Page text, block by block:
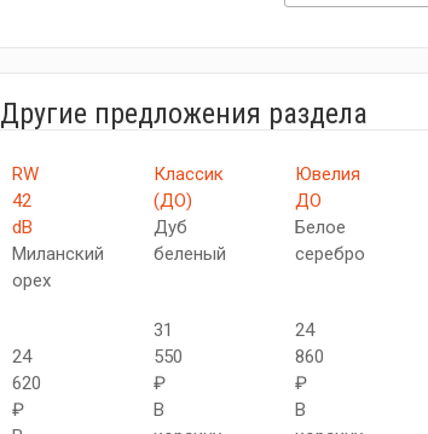
Другие предложения раздела
RW
42
dB
Миланский
орех
24
620
₽
Классик
(ДО)
Дуб
беленый
31
550
₽
В
Ювелия
ДО
Белое
серебро
24
860
₽
В